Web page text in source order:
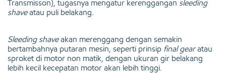
Transmisson), tugasnya mengatur kerenggangan sleeding
shaveatau puli belakang.
Sleeding shaveakan merenggang dengan semakin
bertambahnya putaran mesin, seperti prinsip final gearatau
sproket di motor non matik, dengan ukuran gir belakang
lebih kecil kecepatan motor akan lebih tinggi.